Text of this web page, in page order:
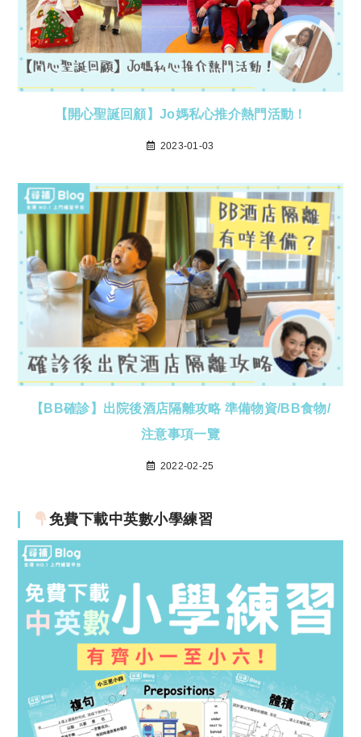
【開心聖誕回顧】Jo媽私心推介熱門活動！
2023-01-03
【BB確診】出院後酒店隔離攻略 準備物資/BB食物/
注意事項一覽
2022-02-25
免費下載中英數小學練習